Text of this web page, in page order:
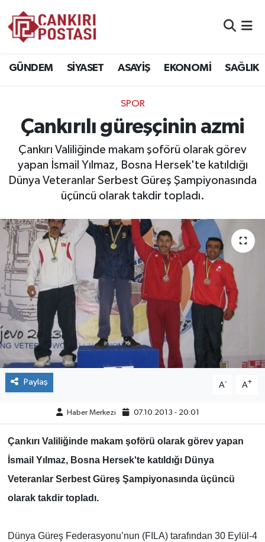
GÜNDEM SİYASET ASAYİŞ EKONOMİ SAĞLIK
SPOR
Çankırılı güreşçinin azmi
Çankırı Valiliğinde makam şoförü olarak görev
yapan İsmail Yılmaz, Bosna Hersek'te katıldığı
Dünya Veteranlar Serbest Güreş Şampiyonasında
üçüncü olarak takdir topladı.
Paylaş A- A+
Haber Merkezi 07.10.2013 - 20:01
Çankırı Valiliğinde makam şoförü olarak görev yapan
İsmail Yılmaz, Bosna Hersek'te katıldığı Dünya
Veteranlar Serbest Güreş Şampiyonasında üçüncü
olarak takdir topladı.
Dünya Güreş Federasyonu’nun (FILA) tarafından 30 Eylül-4
EKONOMİ
SAĞLIK
EĞİTİM
YAŞAM
ÇEVRE
İLÇELER
RESMİ İLANLAR
KÜLTÜR
TURİZM
MAGAZİN
BİLİM&TEKNOLOJİ
Trafik Durumu
Süper Lig Puan Durumu ve Fikstür
Tüm Manşetler
Son Dakika Haberleri
Haber Arşivi